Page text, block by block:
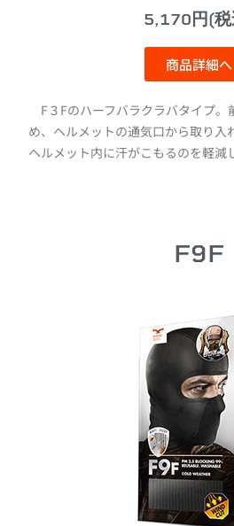
5,170円(税
商品詳細へ
F３Fのハーフバラクラバタイプ。
め、ヘルメットの通気口から取り入
ヘルメット内に汗がこもるのを軽減
F9F